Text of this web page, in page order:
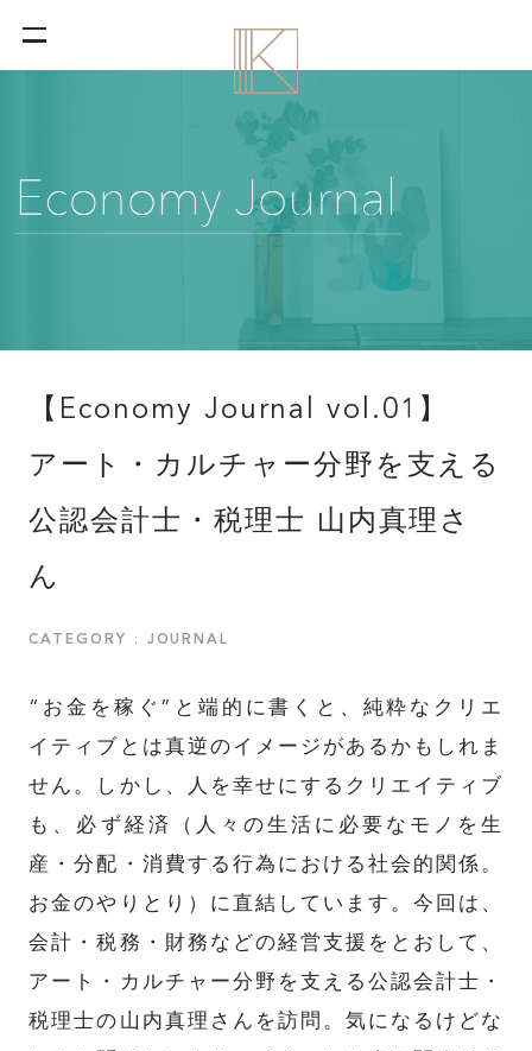
【Economy Journal vol.01】
アート・カルチャー分野を支える
公認会計士・税理士 山内真理さ
ん
CATEGORY : JOURNAL
“お金を稼ぐ”と端的に書くと、純粋なクリエ
イティブとは真逆のイメージがあるかもしれま
せん。しかし、人を幸せにするクリエイティブ
も、必ず経済（人々の生活に必要なモノを生
産・分配・消費する行為における社会的関係。
お金のやりとり）に直結しています。今回は、
会計・税務・財務などの経営支援をとおして、
アート・カルチャー分野を支える公認会計士・
税理士の山内真理さんを訪問。気になるけどな